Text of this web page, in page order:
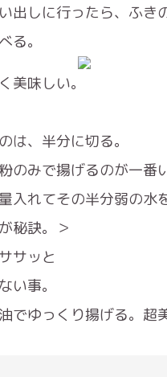
出しに行ったら、ふき
る。
美味しい。
は、半分に切る。
のみで揚げるのが一番
入れてその半分弱の水
秘訣。＞
サッと
い事。
ゆっくり揚げる。超